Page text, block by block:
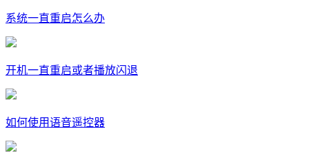
系统一直重启怎么办
开机一直重启或者播放闪退
如何使用语音遥控器